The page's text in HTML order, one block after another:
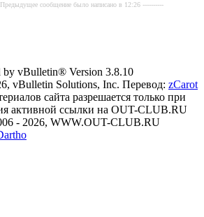
сообщение было написано в 12:26 ----------
by vBulletin® Version 3.8.10
vBulletin Solutions, Inc. Перевод: zCarot
сайта разрешается только при
активной ссылки на OUT-CLUB.RU
- 2026, WWW.OUT-CLUB.RU